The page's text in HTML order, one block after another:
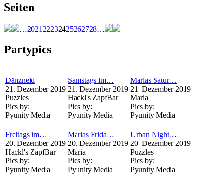
Seiten
…2021 22232425262728…
Partypics
Dänzneid
21. Dezember 2019
Puzzles
Pics by:
Pyunity Media
Samstags im…
21. Dezember 2019
Hackl's ZapfBar
Pics by:
Pyunity Media
Marias Satur…
21. Dezember 2019
Maria
Pics by:
Pyunity Media
Freitags im…
20. Dezember 2019
Hackl's ZapfBar
Pics by:
Pyunity Media
Marias Frida…
20. Dezember 2019
Maria
Pics by:
Pyunity Media
Urban Night…
20. Dezember 2019
Puzzles
Pics by:
Pyunity Media